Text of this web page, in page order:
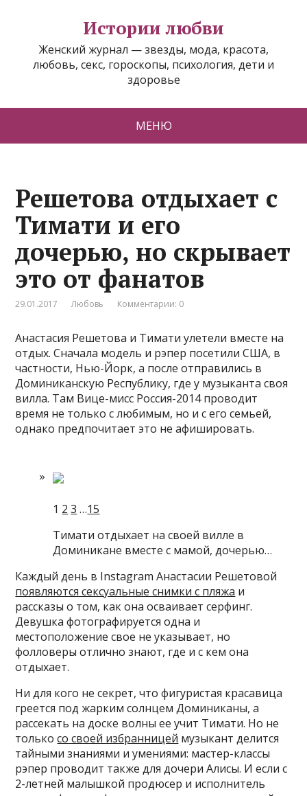
Истории любви
Женский журнал — звезды, мода, красота,
любовь, секс, гороскопы, психология, дети и
здоровье
МЕНЮ
Решетова отдыхает с
Тимати и его
дочерью, но скрывает
это от фанатов
29.01.2017 Любовь Комментарии: 0
Анастасия Решетова и Тимати улетели вместе на
отдых. Сначала модель и рэпер посетили США, в
частности, Нью-Йорк, а после отправились в
Доминиканскую Республику, где у музыканта своя
вилла. Там Вице-мисс Россия-2014 проводит
время не только с любимым, но и с его семьей,
однако предпочитает это не афишировать.
1 2 3 …15
Тимати отдыхает на своей вилле в
Доминикане вместе с мамой, дочерью…
Каждый день в Instagram Анастасии Решетовой
появляются сексуальные снимки с пляжа и
рассказы о том, как она осваивает серфинг.
Девушка фотографируется одна и
местоположение свое не указывает, но
фолловеры отлично знают, где и с кем она
отдыхает.
Ни для кого не секрет, что фигуристая красавица
греется под жарким солнцем Доминиканы, а
рассекать на доске волны ее учит Тимати. Но не
толькосо своей избранницей музыкант делится
тайными знаниями и умениями: мастер-классы
рэпер проводит также для дочери Алисы. И если с
2-летней малышкой продюсер и исполнитель